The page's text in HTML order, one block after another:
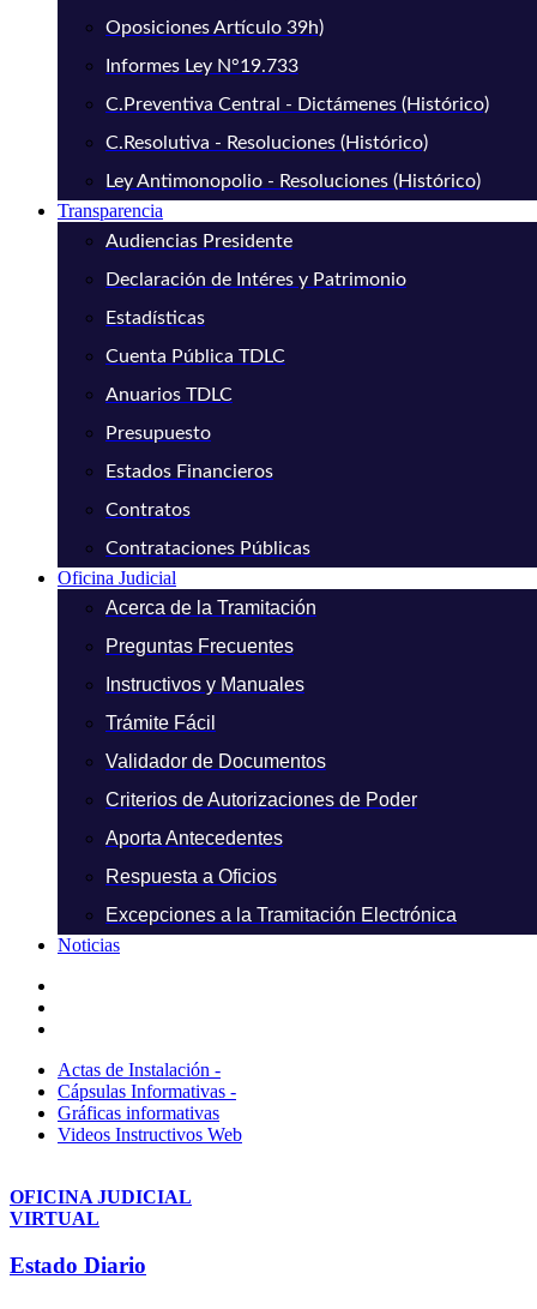
Oposiciones Artículo 39h)
Informes Ley N°19.733
C.Preventiva Central - Dictámenes (Histórico)
C.Resolutiva - Resoluciones (Histórico)
Ley Antimonopolio - Resoluciones (Histórico)
Transparencia
Audiencias Presidente
Declaración de Intéres y Patrimonio
Estadísticas
Cuenta Pública TDLC
Anuarios TDLC
Presupuesto
Estados Financieros
Contratos
Contrataciones Públicas
Oficina Judicial
Acerca de la Tramitación
Preguntas Frecuentes
Instructivos y Manuales
Trámite Fácil
Validador de Documentos
Criterios de Autorizaciones de Poder
Aporta Antecedentes
Respuesta a Oficios
Excepciones a la Tramitación Electrónica
Noticias
Actas de Instalación -
Cápsulas Informativas -
Gráficas informativas
Videos Instructivos Web
OFICINA JUDICIAL
VIRTUAL
Estado Diario